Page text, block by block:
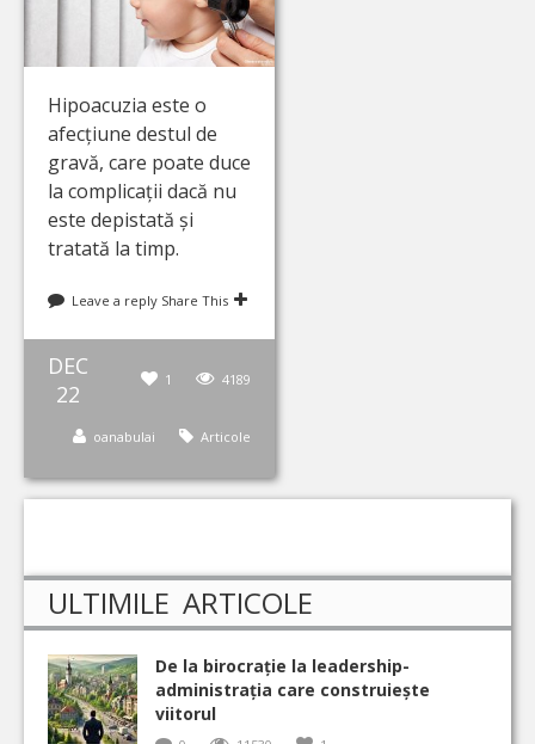
Hipoacuzia este o
afecțiune destul de
gravă, care poate duce
la complicații dacă nu
este depistată și
tratată la timp.
Leave a reply Share This
DEC
22
4189
1
Articole
oanabulai
ULTIMILE ARTICOLE
De la birocrație la leadership-
administrația care construiește
viitorul